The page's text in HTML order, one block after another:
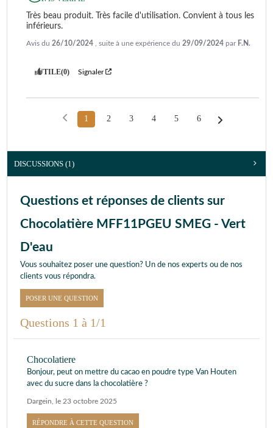
Très beau produit. Très facile d'utilisation. Convient à tous les
inférieurs.
Avis du 26/10/2024 , suite à une expérience du 29/09/2024 par F.N.
UTILE(0) Signaler
1 2 3 4 5 6
DISCUSSIONS (1)
Questions et réponses de clients sur
Chocolatière MFF11PGEU SMEG - Vert
D'eau
Vous souhaitez poser une question? Un de nos experts ou de nos
clients vous répondra.
POSER UNE QUESTION
Questions 1 à 1/1
Chocolatiere
Bonjour, peut on mettre du cacao en poudre type Van Houten
avec du sucre dans la chocolatière ?
Dargein le 23 octobre 2025
RÉPONDRE À CETTE QUESTION